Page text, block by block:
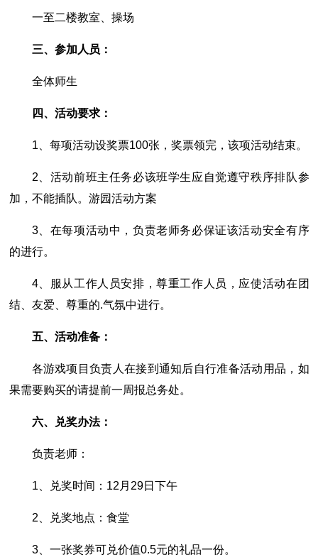
一至二楼教室、操场
三、参加人员：
全体师生
四、活动要求：
1、每项活动设奖票100张，奖票领完，该项活动结束。
2、活动前班主任务必该班学生应自觉遵守秩序排队参
加，不能插队。游园活动方案
3、在每项活动中，负责老师务必保证该活动安全有序
的进行。
4、服从工作人员安排，尊重工作人员，应使活动在团
结、友爱、尊重的.气氛中进行。
五、活动准备：
各游戏项目负责人在接到通知后自行准备活动用品，如
果需要购买的请提前一周报总务处。
六、兑奖办法：
负责老师：
1、兑奖时间：12月29日下午
2、兑奖地点：食堂
3、一张奖券可兑价值0.5元的礼品一份。